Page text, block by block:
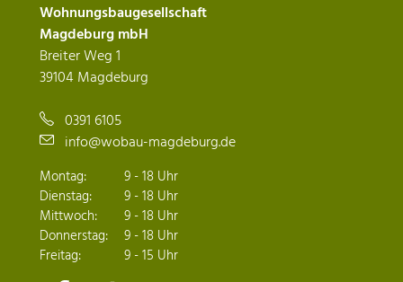
Wohnungsbaugesellschaft
Magdeburg mbH
Breiter Weg 1
39104 Magdeburg
0391 6105
info@wobau-magdeburg.de
Montag:
9 - 18 Uhr
Dienstag:
9 - 18 Uhr
Mittwoch:
9 - 18 Uhr
Donnerstag:
9 - 18 Uhr
Freitag:
9 - 15 Uhr